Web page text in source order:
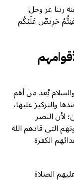
ربنا عز وجل:
حَرِيصٌ عَلَيْكُم
يُعد من أهم
والتركيز عليها،
لأن النصر
التي قادهم الله
الكفرة
الصلاة